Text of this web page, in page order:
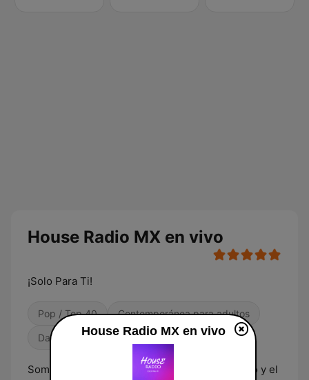
House Radio MX en vivo
¡Solo Para Ti!
Pop / Top 40 Contemporánea para adultos
Dance / EDM
Somos la estación de música Pop #1 en México y el
House Radio MX en vivo